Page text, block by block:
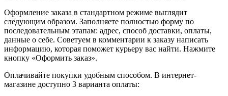
Оформление заказа в стандартном режиме выглядит
следующим образом. Заполняете полностью форму по
последовательным этапам: адрес, способ доставки, оплаты,
данные о себе. Советуем в комментарии к заказу написать
информацию, которая поможет курьеру вас найти. Нажмите
кнопку «Оформить заказ».
Оплачивайте покупки удобным способом. В интернет-
магазине доступно 3 варианта оплаты: